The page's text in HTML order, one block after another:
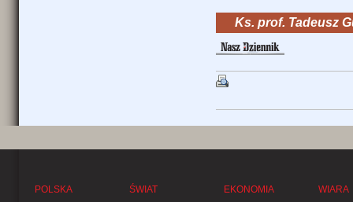
Ks. prof. Tadeusz
POLSKA
ŚWIAT
EKONOMIA
WIARA